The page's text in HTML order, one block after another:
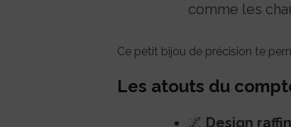
comme les
Ce petit bijou de précision te
Les atouts du
🌌 Design